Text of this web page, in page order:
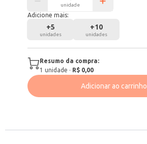
unidade
Adicione mais:
+5
unidades
+10
unidades
Resumo da compra:
1 unidade · R$ 0,00
Adicionar ao carrinho